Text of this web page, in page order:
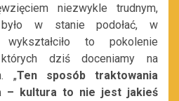
niezwykle trudnym,
w stanie podołać, w
to pokolenie
dziś doceniamy na
„Ten sposób traktowania
– kultura to nie jest jakieś